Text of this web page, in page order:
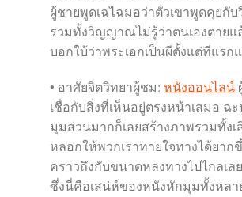
ผู้ชายพูดเฉไฉมอว่าตัวเขาพูดคุยกั
รวมทั้งวิญญาณไม่รู้ว่าตนเองตายแ
บอกใบ้ว่าพระเอกเป็นผีตั้งแต่ทีแรก
• อาศัยจิตวิทยาผู้ชม: หนังออนไลน์
เชื่อกับสิ่งที่เห็นอยู่ตรงหน้าเสมอ ฉ
มุมส่วนมากก็เลยสร้างภาพรวมทั้งเ
หลอกให้พวกเราทายใจทางได้ยาก
คราวถึงกับขนาดหลงทางไปไกลเล
ซึ่งนี่คือเสน่ห์ของหนังหักมุมทั้งหลา